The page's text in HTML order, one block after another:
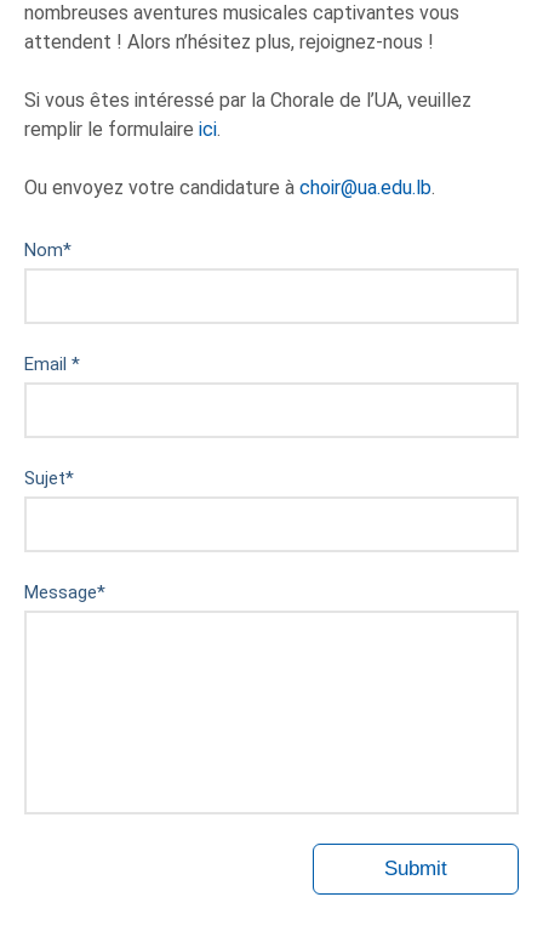
nombreuses aventures musicales captivantes vous
attendent ! Alors n’hésitez plus, rejoignez-nous !
Si vous êtes intéressé par la Chorale de l’UA, veuillez
remplir le formulaire ici.
Ou envoyez votre candidature à choir@ua.edu.lb.
Nom*
Email *
Sujet*
Message*